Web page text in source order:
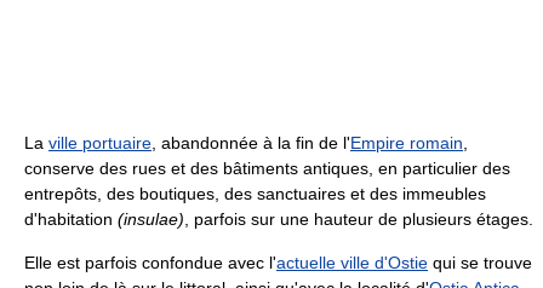
La ville portuaire, abandonnée à la fin de l'Empire romain,
conserve des rues et des bâtiments antiques, en particulier des
entrepôts, des boutiques, des sanctuaires et des immeubles
d'habitation (insulae), parfois sur une hauteur de plusieurs étages.
Elle est parfois confondue avec l'actuelle ville d'Ostie qui se trouve